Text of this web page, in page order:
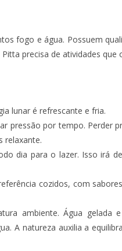
fogo e água. Possuem
precisa de atividades que
lunar é refrescante e fria.
pressão por tempo. Perder
relaxante.
dia para o lazer. Isso irá
cozidos, com
ambiente. Água gelada
A natureza auxilia a